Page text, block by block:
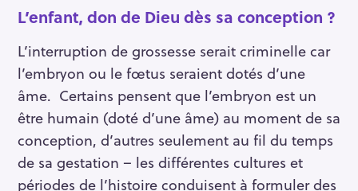
L’enfant, don de Dieu dès sa conception ?
L’interruption de grossesse serait criminelle car
l’embryon ou le fœtus seraient dotés d’une
âme. Certains pensent que l’embryon est un
être humain (doté d’une âme) au moment de sa
conception, d’autres seulement au fil du temps
de sa gestation – les différentes cultures et
périodes de l’histoire conduisent à formuler des